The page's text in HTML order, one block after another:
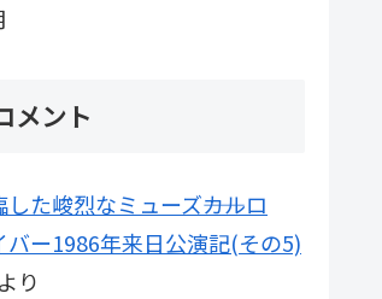
メント
た峻烈なミューズ――カルロ
バー1986年来日公演記(その5)
より